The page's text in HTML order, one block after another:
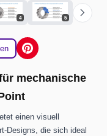
4 5 chevron_right
mechanische
einen visuell
Designs, die sich ideal